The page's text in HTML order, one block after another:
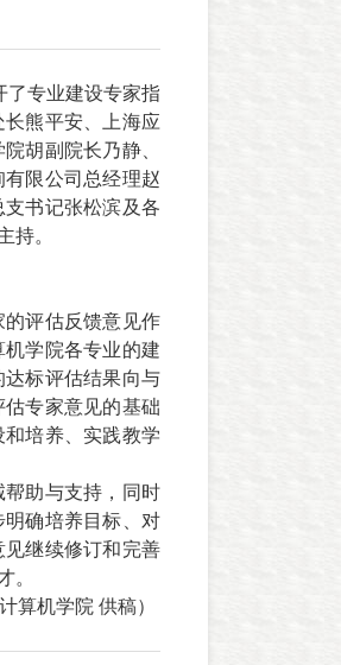
了专业建设专家指
熊平安、上海应
院胡副院长乃静、
有限公司总经理赵
书记张松滨及各
持。
评估反馈意见作
学院各专业的建
标评估结果向与
专家意见的基础
和培养、实践教学
助与支持，同时
确培养目标、对
继续修订和完善
。
算机学院 供稿）